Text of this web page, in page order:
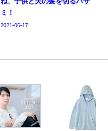
ミ！
2021-06-17